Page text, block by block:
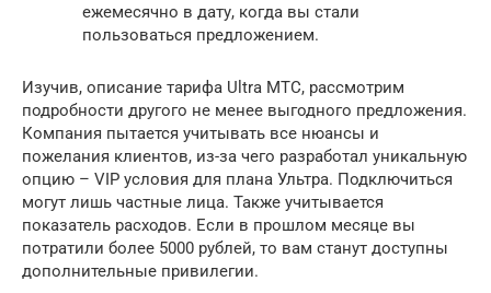
ежемесячно в дату, когда вы стали
пользоваться предложением.
Изучив, описание тарифа Ultra МТС, рассмотрим
подробности другого не менее выгодного предложения.
Компания пытается учитывать все нюансы и
пожелания клиентов, из-за чего разработал уникальную
опцию – VIP условия для плана Ультра. Подключиться
могут лишь частные лица. Также учитывается
показатель расходов. Если в прошлом месяце вы
потратили более 5000 рублей, то вам станут доступны
дополнительные привилегии.